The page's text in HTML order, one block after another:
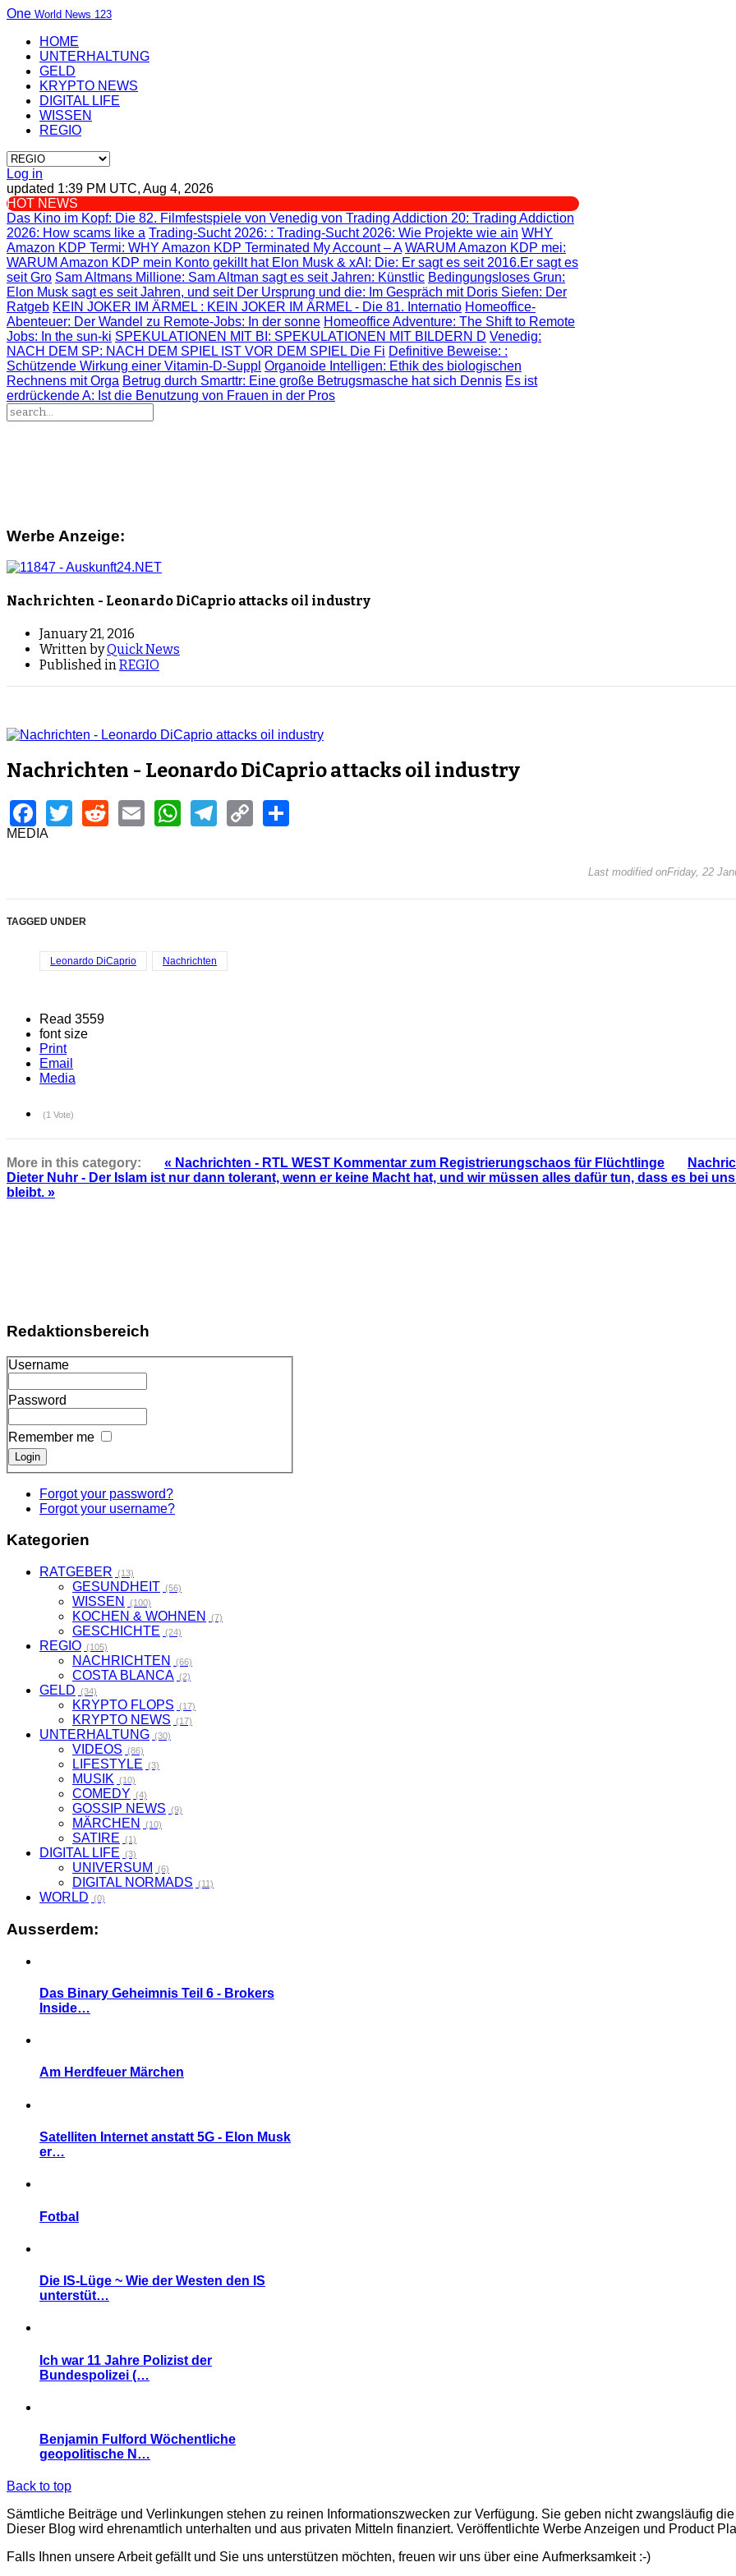
One World News 123
HOME
UNTERHALTUNG
GELD
KRYPTO NEWS
DIGITAL LIFE
WISSEN
REGIO
Log in
updated 1:39 PM UTC, Aug 4, 2026
HOT NEWS
Das Kino im Kopf: Die 82. Filmfestspiele von Venedig von Trading Addiction 20: Trading Addiction
2026: How scams like a Trading-Sucht 2026: : Trading-Sucht 2026: Wie Projekte wie ain WHY
Amazon KDP Termi: WHY Amazon KDP Terminated My Account – A WARUM Amazon KDP mei:
WARUM Amazon KDP mein Konto gekillt hat Elon Musk & xAI: Die: Er sagt es seit 2016.Er sagt es
seit Gro Sam Altmans Millione: Sam Altman sagt es seit Jahren: Künstlic Bedingungsloses Grun:
Elon Musk sagt es seit Jahren, und seit Der Ursprung und die: Im Gespräch mit Doris Siefen: Der
Ratgeb KEIN JOKER IM ÄRMEL : KEIN JOKER IM ÄRMEL - Die 81. Internatio Homeoffice-
Abenteuer: Der Wandel zu Remote-Jobs: In der sonne Homeoffice Adventure: The Shift to Remote
Jobs: In the sun-ki SPEKULATIONEN MIT BI : SPEKULATIONEN MIT BILDERN D Venedig:
NACH DEM SP: NACH DEM SPIEL IST VOR DEM SPIEL Die Fi Definitive Beweise: :
Schützende Wirkung einer Vitamin-D-Suppl Organoide Intelligen: Ethik des biologischen
Rechnens mit Orga Betrug durch Smarttr: Eine große Betrugsmasche hat sich Dennis Es ist
erdrückende A: Ist die Benutzung von Frauen in der Pros
Werbe Anzeige:
Nachrichten - Leonardo DiCaprio attacks oil industry
January 21, 2016
Written byQuick News
Published inREGIO
Nachrichten - Leonardo DiCaprio attacks oil industry
Facebook
TwitterRedditEmailWhatsApp
Telegram
Copy
MEDIA
Last modified onFriday, 22
TAGGED UNDER
Leonardo DiCaprio Nachrichten
Read 3559
font size
Print
Email
Media
(1 Vote)
More in this category: « Nachrichten - RTL WEST Kommentar zum Registrierungschaos für Flüchtlinge
Dieter Nuhr - Der Islam ist nur dann tolerant, wenn er keine Macht hat, und wir müssen alles dafür tun, dass es bei
bleibt. »
Redaktionsbereich
Username
Password
Remember me
Forgot your password?
Forgot your username?
Kategorien
RATGEBER (13)
GESUNDHEIT (56)
WISSEN (100)
KOCHEN & WOHNEN (7)
GESCHICHTE (24)
REGIO (105)
NACHRICHTEN (66)
COSTA BLANCA (2)
GELD (34)
KRYPTO FLOPS (17)
KRYPTO NEWS (17)
UNTERHALTUNG (30)
VIDEOS (86)
LIFESTYLE (3)
MUSIK (10)
COMEDY (4)
GOSSIP NEWS (9)
MÄRCHEN (10)
SATIRE (1)
DIGITAL LIFE (3)
UNIVERSUM (6)
DIGITAL NORMADS (11)
WORLD (0)
Ausserdem:
Das Binary Geheimnis Teil 6 - Brokers
Inside…
Am Herdfeuer Märchen
Satelliten Internet anstatt 5G - Elon Musk
er…
Fotbal
Die IS-Lüge ~ Wie der Westen den IS
unterstüt…
Ich war 11 Jahre Polizist der
Bundespolizei (…
Benjamin Fulford Wöchentliche
geopolitische N…
Back to top
Sämtliche Beiträge und Verlinkungen stehen zu reinen Informationszwecken zur Verfügung. Sie geben nicht zwangsläufig
Dieser Blog wird ehrenamtlich unterhalten und aus privaten Mitteln finanziert. Veröffentlichte Werbe Anzeigen und Product
Falls Ihnen unsere Arbeit gefällt und Sie uns unterstützen möchten, freuen wir uns über eine Aufmerksamkeit :-)